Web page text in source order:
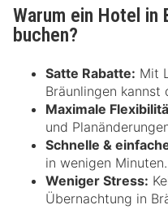
Warum ein Hotel in
buchen?
Satte Rabatte: Mit
Bräunlingen kannst
Maximale
und
Schnelle &
in wenigen Minuten.
Weniger Stress:
Übernachtung in